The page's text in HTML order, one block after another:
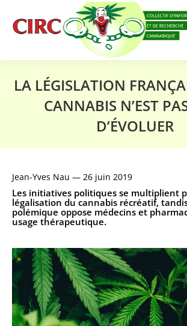
LA LÉGISLATION
CANNABIS N’EST
D’ÉVOLUER
Jean-Yves Nau — 26 juin 2019
Les initiatives politiques se multiplient
légalisation du cannabis récréatif,
polémique oppose médecins et
usage thérapeutique.